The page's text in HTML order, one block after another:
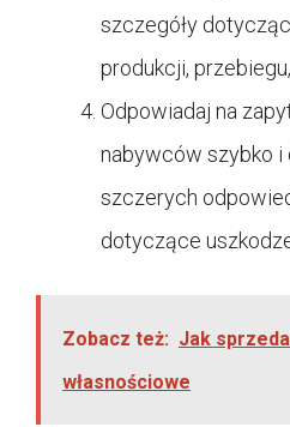
szczegóły
produkcji,
Odpowiadaj na
nabywców szybko i
szczerych
dotyczące
Zobacz też: Jak
własnościowe